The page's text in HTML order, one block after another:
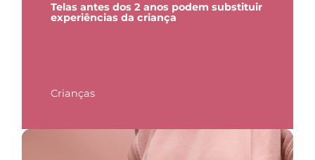
Telas antes dos 2 anos podem substituir
experiências da criança
Crianças